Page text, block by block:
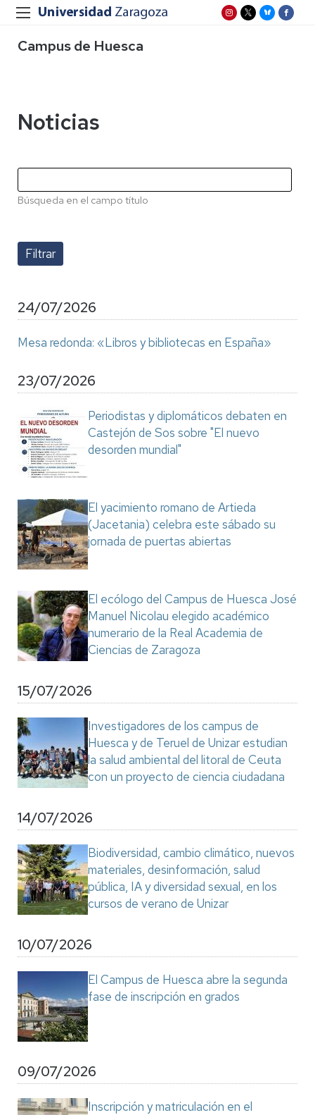
Campus de Huesca
Noticias
Búsqueda en el campo título
24/07/2026
Mesa redonda: «Libros y bibliotecas en España»
23/07/2026
Periodistas y diplomáticos debaten en
Castejón de Sos sobre "El nuevo
desorden mundial"
El yacimiento romano de Artieda
(Jacetania) celebra este sábado su
jornada de puertas abiertas
El ecólogo del Campus de Huesca José
Manuel Nicolau elegido académico
numerario de la Real Academia de
Ciencias de Zaragoza
15/07/2026
Investigadores de los campus de
Huesca y de Teruel de Unizar estudian
la salud ambiental del litoral de Ceuta
con un proyecto de ciencia ciudadana
14/07/2026
Biodiversidad, cambio climático, nuevos
materiales, desinformación, salud
pública, IA y diversidad sexual, en los
cursos de verano de Unizar
10/07/2026
El Campus de Huesca abre la segunda
fase de inscripción en grados
09/07/2026
Inscripción y matriculación en el